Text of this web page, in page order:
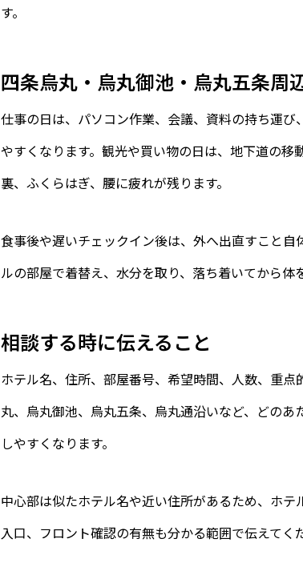
す。
四条烏丸・烏丸御池・烏丸五条周
仕事の日は、パソコン作業、会議、資料の持ち運び
やすくなります。観光や買い物の日は、地下道の移
裏、ふくらはぎ、腰に疲れが残ります。
食事後や遅いチェックイン後は、外へ出直すこと自
ルの部屋で着替え、水分を取り、落ち着いてから体
相談する時に伝えること
ホテル名、住所、部屋番号、希望時間、人数、重
丸、烏丸御池、烏丸五条、烏丸通沿いなど、どの
しやすくなります。
中心部は似たホテル名や近い住所があるため、ホテ
入口、フロント確認の有無も分かる範囲で伝えてく